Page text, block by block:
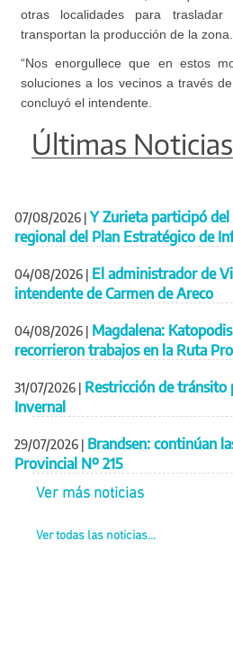
otras localidades para
transportan la producción de la zona.
“Nos enorgullece que en estos
soluciones a los vecinos a través
concluyó el intendente.
Últimas Noticias
07/08/2026 | Y Zurieta participó
regional del Plan Estratégico de
04/08/2026 | El administrador de
intendente de Carmen de Areco
04/08/2026 | Magdalena:
recorrieron trabajos en la Ruta
31/07/2026 | Restricción de tránsito
Invernal
29/07/2026 | Brandsen: continúan
Provincial Nº 215
Ver más noticias
Ver todas las noticias...